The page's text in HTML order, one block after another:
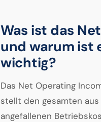
Was ist das
und warum ist
wichtig?
Das Net Operating
stellt den gesamten
angefallenen